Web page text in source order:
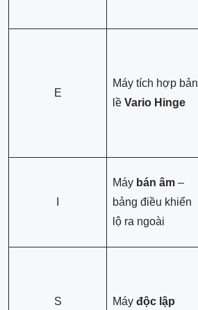
E
Máy tích hợp bản
lề Vario Hinge
Máy bán âm –
bảng điều khiển
lộ ra ngoài
S Máy độc lập